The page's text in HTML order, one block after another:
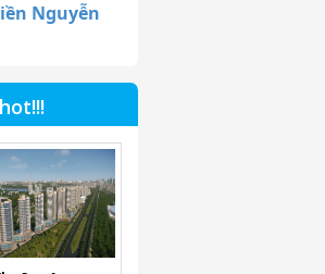
Nguyễn